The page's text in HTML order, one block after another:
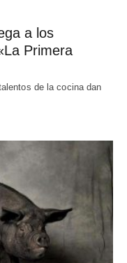
a los
Primera
de la cocina dan